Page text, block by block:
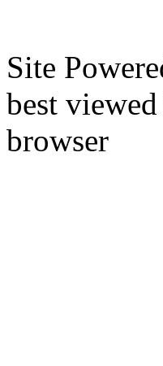
Site
best
browser